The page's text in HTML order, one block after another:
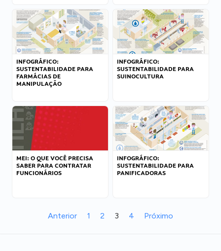
INFOGRÁFICO:
SUSTENTABILIDADE PARA
FARMÁCIAS DE
MANIPULAÇÃO
INFOGRÁFICO:
SUSTENTABILIDADE PARA
SUINOCULTURA
MEI: O QUE VOCÊ PRECISA
SABER PARA CONTRATAR
FUNCIONÁRIOS
INFOGRÁFICO:
SUSTENTABILIDADE PARA
PANIFICADORAS
Anterior 1 2 3 4 Próximo